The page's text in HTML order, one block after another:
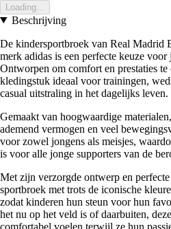
Loading...
Beschrijving
De kindersportbroek van Real Madrid
merk adidas is een perfecte keuze
Ontworpen om comfort en prestaties
kledingstuk ideaal voor trainingen,
casual uitstraling in het dagelijks leven.
Gemaakt van hoogwaardige
ademend vermogen en veel
voor zowel jongens als meisjes,
is voor alle jonge supporters van de
Met zijn verzorgde ontwerp en
sportbroek met trots de iconische
zodat kinderen hun steun voor hun
het nu op het veld is of daarbuiten,
comfortabel voelen terwijl ze hun